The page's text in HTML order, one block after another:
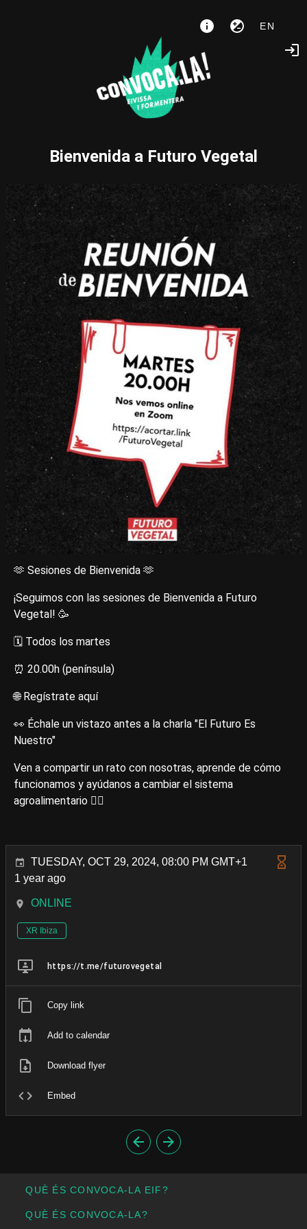
EN
Bienvenida a Futuro Vegetal
🫶 Sesiones de Bienvenida 🫶
¡Seguimos con las sesiones de Bienvenida a Futuro
Vegetal! 🥳
🗓 Todos los martes
⏰ 20.00h (península)
🌐 Regístrate aquí
👀 Échale un vistazo antes a la charla "El Futuro Es
Nuestro"
Ven a compartir un rato con nosotras, aprende de cómo
funcionamos y ayúdanos a cambiar el sistema
agroalimentario ❤️‍🔥
TUESDAY, OCT 29, 2024, 08:00 PM GMT+1
1 year ago
ONLINE
XR Ibiza
https://t.me/futurovegetal
Copy link
Add to calendar
Download flyer
Embed
QUÈ ÉS CONVOCA-LA EIF?
QUÈ ÉS CONVOCA-LA?